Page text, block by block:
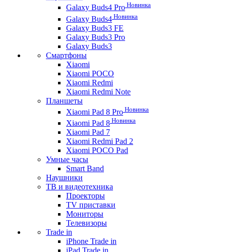
Galaxy Buds4 Pro Новинка
Galaxy Buds4 Новинка
Galaxy Buds3 FE
Galaxy Buds3 Pro
Galaxy Buds3
Смартфоны
Xiaomi
Xiaomi POCO
Xiaomi Redmi
Xiaomi Redmi Note
Планшеты
Xiaomi Pad 8 Pro Новинка
Xiaomi Pad 8 Новинка
Xiaomi Pad 7
Xiaomi Redmi Pad 2
Xiaomi POCO Pad
Умные часы
Smart Band
Наушники
ТВ и видеотехника
Проекторы
TV приставки
Мониторы
Телевизоры
Trade in
iPhone Trade in